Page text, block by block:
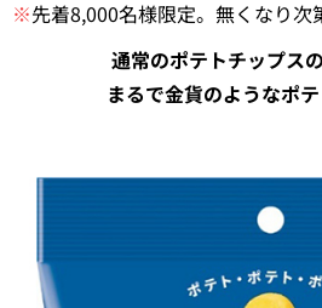
※先着8,000名様限定。無くなり次
通常のポテトチップス
まるで金貨のようなポテ